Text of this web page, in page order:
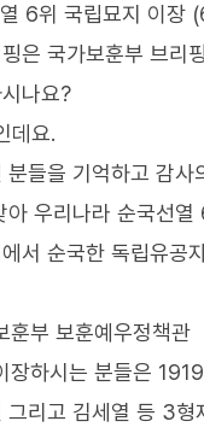
6위 국립묘지 이장
은 국가보훈부 브리
나요?
데요.
들을 기억하고 감
아 우리나라 순국선
서 순국한 독립유공
부 보훈예우정책관
장하시는 분들은
그리고 김세열 등 3